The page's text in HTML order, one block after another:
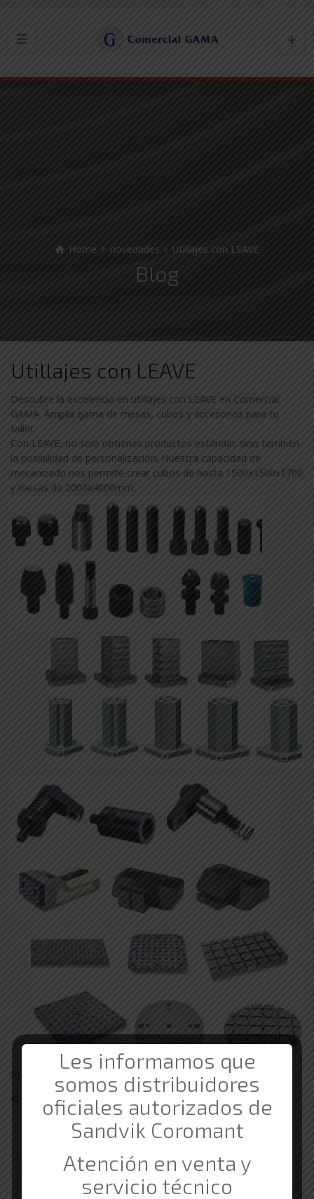
Home novedades Utillajes con LEAVE
Blog
Utillajes con LEAVE
Descubre la excelencia en utillajes con LEAVE en Comercial
GAMA. Amplia gama de mesas, cubos y accesorios para tu
taller.
Con LEAVE, no solo obtienes productos estándar, sino también
la posibilidad de personalización. Nuestra capacidad de
mecanizado nos permite crear cubos de hasta 1500x1500x1700
y mesas de 2000x4000mm.
Comercial Gama novedades
About Comercial Gama
Les informamos que
somos distribuidores
oficiales autorizados de
Sandvik Coromant
Atención en venta y
servicio técnico